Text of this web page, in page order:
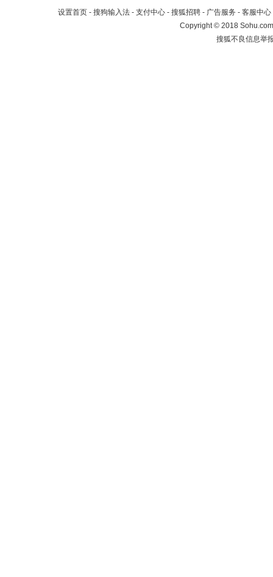
设置首页 - 搜狗输入法 - 支付中心 - 搜狐招聘 - 广告服务 - 客服中心
Copyright©2018
搜狐不良信息举